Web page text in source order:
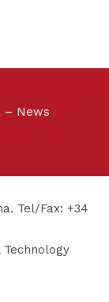
– News
Tel/Fax: +34